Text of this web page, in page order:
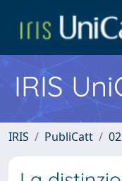
IRIS
IRIS PubliCatt